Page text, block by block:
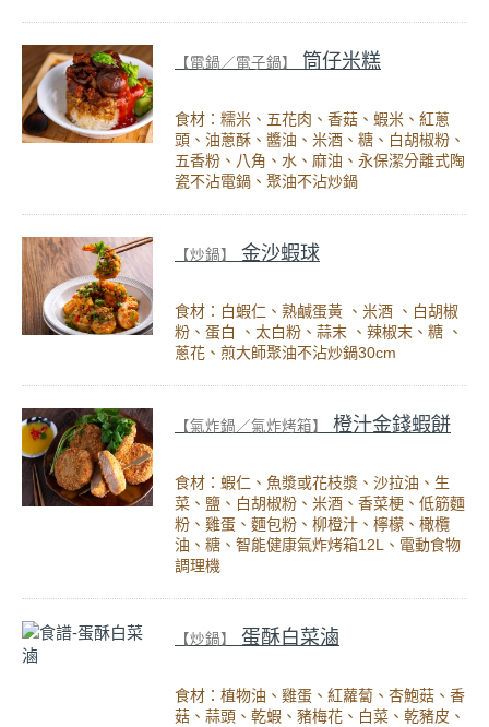
【電鍋／電子鍋】 筒仔米糕
食材：糯米、五花肉、香菇、蝦米、紅蔥
頭、油蔥酥、醬油、米酒、糖、白胡椒粉、
五香粉、八角、水、麻油、永保潔分離式陶
瓷不沾電鍋、聚油不沾炒鍋
【炒鍋】 金沙蝦球
食材：白蝦仁、熟鹹蛋黃 、米酒 、白胡椒
粉、蛋白 、太白粉、蒜末 、辣椒末、糖 、
蔥花、煎大師聚油不沾炒鍋30cm
【氣炸鍋／氣炸烤箱】 橙汁金錢蝦餅
食材：蝦仁、魚漿或花枝漿、沙拉油、生
菜、鹽、白胡椒粉、米酒、香菜梗、低筋麵
粉、雞蛋、麵包粉、柳橙汁、檸檬、橄欖
油、糖、智能健康氣炸烤箱12L、電動食物
調理機
【炒鍋】 蛋酥白菜滷
食材：植物油、雞蛋、紅蘿蔔、杏鮑菇、香
菇、蒜頭、乾蝦、豬梅花、白菜、乾豬皮、